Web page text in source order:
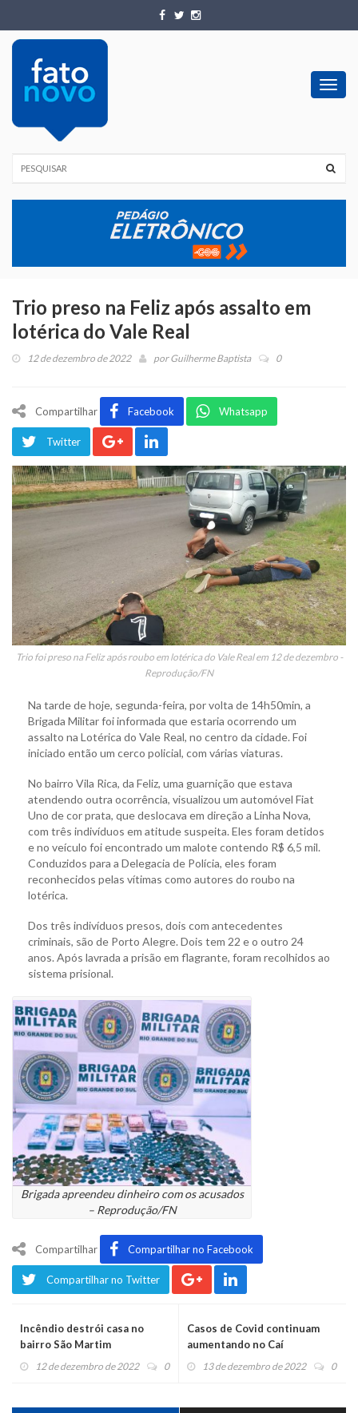
Trio preso na Feliz após assalto em
lotérica do Vale Real
12 de dezembro de 2022 porGuilherme Baptista 0
Compartilhar Facebook Whatsapp
Twitter
Trio foi preso na Feliz após roubo em lotérica do Vale Real em 12 de dezembro -
Reprodução/FN
Na tarde de hoje, segunda-feira, por volta de 14h50min, a
Brigada Militar foi informada que estaria ocorrendo um
assalto na Lotérica do Vale Real, no centro da cidade. Foi
iniciado então um cerco policial, com várias viaturas.
No bairro Vila Rica, da Feliz, uma guarnição que estava
atendendo outra ocorrência, visualizou um automóvel Fiat
Uno de cor prata, que deslocava em direção a Linha Nova,
com três indivíduos em atitude suspeita. Eles foram detidos
e no veículo foi encontrado um malote contendo R$ 6,5 mil.
Conduzidos para a Delegacia de Polícia, eles foram
reconhecidos pelas vítimas como autores do roubo na
lotérica.
Dos três indivíduos presos, dois com antecedentes
criminais, são de Porto Alegre. Dois tem 22 e o outro 24
anos. Após lavrada a prisão em flagrante, foram recolhidos ao
sistema prisional.
Brigada apreendeu dinheiro com os acusados
– Reprodução/FN
Compartilhar Compartilhar no Facebook
Compartilhar no Twitter
Incêndio destrói casa no
bairro São Martim
12 de dezembro de 2022 0
Casos de Covid continuam
aumentando no Caí
13 de dezembro de 2022 0